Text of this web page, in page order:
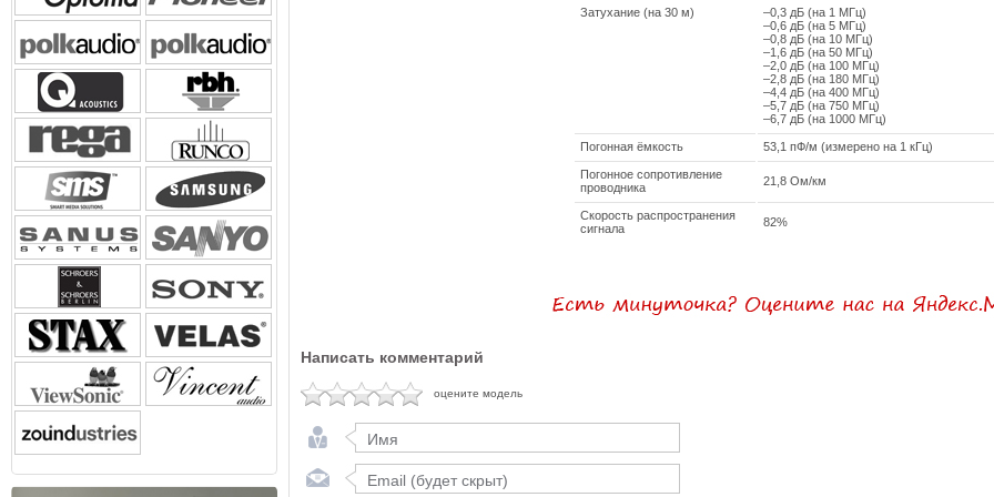
Затухание (на 30 м)
–0,3 дБ (на 1 МГц)
–0,6 дБ (на 5 МГц)
–0,8 дБ (на 10 МГц)
–1,6 дБ (на 50 МГц)
–2,0 дБ (на 100 МГц)
–2,8 дБ (на 180 МГц)
–4,4 дБ (на 400 МГц)
–5,7 дБ (на 750 МГц)
–6,7 дБ (на 1000 МГц)
Погонная ёмкость 53,1 пФ/м (измерено на 1 кГц)
Погонное сопротивление
проводника
21,8 Ом/км
Скорость распространения
сигнала
82%
Написать комментарий
оцените модель